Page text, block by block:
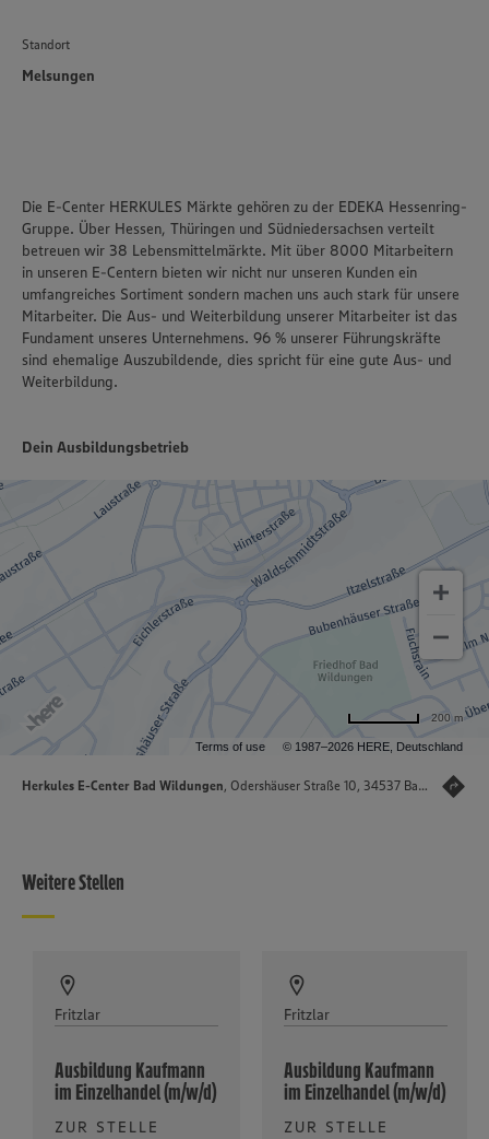
Standort
Melsungen
Die E-Center HERKULES Märkte gehören zu der EDEKA Hessenring-
Gruppe. Über Hessen, Thüringen und Südniedersachsen verteilt
betreuen wir 38 Lebensmittelmärkte. Mit über 8000 Mitarbeitern
in unseren E-Centern bieten wir nicht nur unseren Kunden ein
umfangreiches Sortiment sondern machen uns auch stark für unsere
Mitarbeiter. Die Aus- und Weiterbildung unserer Mitarbeiter ist das
Fundament unseres Unternehmens. 96 % unserer Führungskräfte
sind ehemalige Auszubildende, dies spricht für eine gute Aus- und
Weiterbildung.
Dein Ausbildungsbetrieb
Terms of use © 1987–2026 HERE, Deutschland
200 m
Herkules E-Center Bad Wildungen, Odershäuser Straße 10, 34537 Bad Wildungen
Weitere Stellen
Fritzlar
Ausbildung Kaufmann
im Einzelhandel (m/w/d)
ZUR STELLE
Fritzlar
Ausbildung Kaufmann
im Einzelhandel (m/w/d)
ZUR STELLE